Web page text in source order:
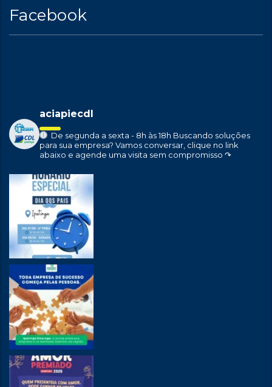
Facebook
aciapiecdl
De segunda a sexta - 8h às 18h Buscando soluções
para sua empresa? Vamos conversar, clique no link
abaixo e agende uma visita sem compromisso ↷